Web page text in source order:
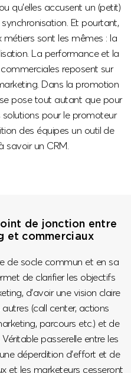
qu’elles accusent un (petit)
Et pourtant,
sont les mêmes : la
La performance et la
reposent sur
Dans la promotion
pose tout autant que pour
solutions pour le promoteur
des équipes un outil de
savoir un CRM.
de jonction entre
et commerciaux
de socle commun et en sa
de clarifier les objectifs
d’avoir une vision claire
(call center, actions
parcours etc.) et de
passerelle entre les
déperdition d’effort et de
et les marketeurs cesseront